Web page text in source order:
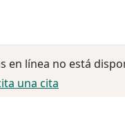
en línea no está
una cita